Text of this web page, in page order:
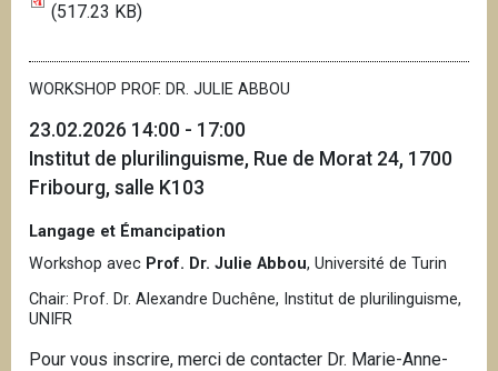
(517.23 KB)
WORKSHOP PROF. DR. JULIE ABBOU
23.02.2026 14:00 - 17:00
Institut de plurilinguisme, Rue de Morat 24, 1700
Fribourg, salle K103
Langage et Émancipation
Workshop avec Prof. Dr. Julie Abbou, Université de Turin
Chair: Prof. Dr. Alexandre Duchêne, Institut de plurilinguisme,
UNIFR
Pour vous inscrire, merci de contacter Dr. Marie-Anne-